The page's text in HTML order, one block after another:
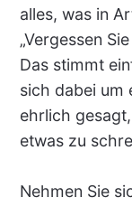
alles, was in
„Vergessen
Das stimmt
sich dabei um
ehrlich
etwas zu
Nehmen Sie